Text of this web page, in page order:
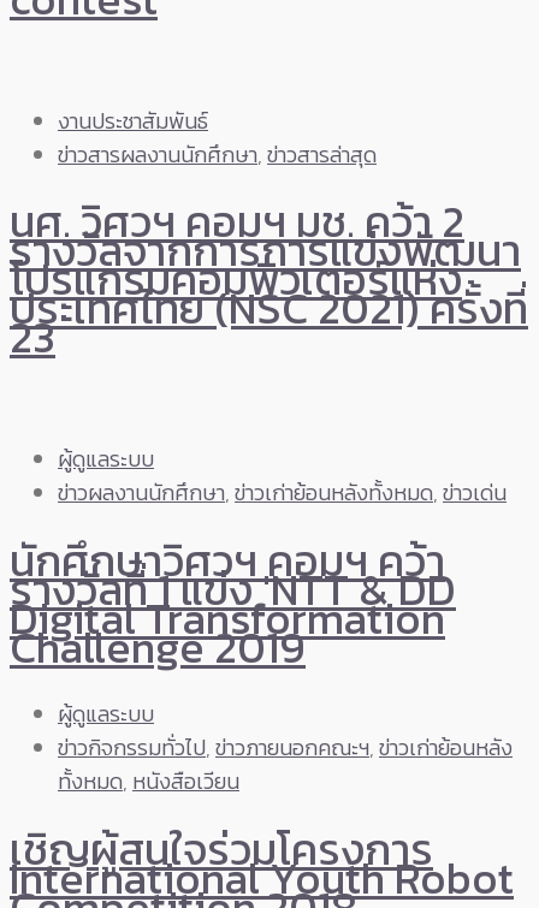
งานประชาสัมพันธ์
ข่าวสารผลงานนักศึกษา,ข่าวสารล่าสุด
นศ. วิศวฯ คอมฯ มช. คว้า 2
รางวัลจากการการแข่งพัฒนา
โปรแกรมคอมพิวเตอร์แห่ง
ประเทศไทย (NSC 2021) ครั้งที่
23
ผู้ดูแลระบบ
ข่าวผลงานนักศึกษา,ข่าวเก่าย้อนหลังทั้งหมด,ข่าวเด่น
นักศึกษาวิศวฯ คอมฯ คว้า
รางวัลที่ 1 แข่ง 'NTT & DD
Digital Transformation
Challenge 2019
ผู้ดูแลระบบ
ข่าวกิจกรรมทั่วไป,ข่าวภายนอกคณะฯ,ข่าวเก่าย้อนหลัง
ทั้งหมด, หนังสือเวียน
เชิญผู้สนใจร่วมโครงการ
International Youth Robot